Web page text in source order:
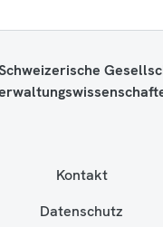
Kontakt
Datenschutz